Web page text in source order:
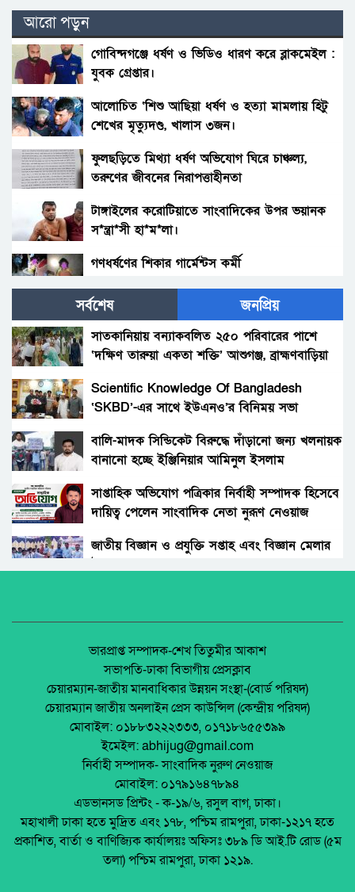
আরো পড়ুন
গোবিন্দগঞ্জে ধর্ষণ ও ভিডিও ধারণ করে ব্লাকমেইল :
যুবক গ্রেপ্তার।
আলোচিত ‘শিশু আছিয়া ধর্ষণ ও হত্যা মামলায় হিটু
শেখের মৃত্যুদণ্ড, খালাস ৩জন।
ফুলছড়িতে মিথ্যা ধর্ষণ অভিযোগ ঘিরে চাঞ্চল্য,
তরুণের জীবনের নিরাপত্তাহীনতা
টাঙ্গাইলের করোটিয়াতে সাংবাদিকের উপর ভয়ানক
স*ন্ত্রা*সী হা*ম*লা।
গণধর্ষণের শিকার গার্মেন্টস কর্মী
গাইবান্ধায় জামায়াতের মিছিলে বিএনপির হামলা;
আহত ৩০ জন
এলাকাবাসীর
অভিযোগ
বগুড়া সদরে ৭ বছরের শিশুকে ধর্ষণ চেষ্টাকারী
রেজাউল আটক।
টাঙ্গাইলে স্বামীকে আটকে রেখে স্ত্রীকে ধর্ষণ, আটক ৬
আটক
পূর্বধলায় গাগড়া ইউনিয়নে কিশোরীকে ধর্ষণ মামলার
যাবজ্জীবন সাজাপ্রাপ্ত আসামি গ্রেফতার।
ঘরে ঢুকে অসুস্থ বৃদ্ধাকে ধর্ষণে চট্টগ্রামে মানববন্ধন
শিক্ষকের বিরুদ্ধে ছাত্রীকে যৌন হয়রানির অভিযোগ
সর্বশেষ জনপ্রিয়
সাতকানিয়ায় বন্যাকবলিত ২৫০ পরিবারের পাশে
‘দক্ষিণ তারুয়া একতা শক্তি’ আশুগঞ্জ, ব্রাহ্মণবাড়িয়া
Scientific Knowledge Of Bangladesh
‘SKBD’-এর সাথে ইউএনও’র বিনিময় সভা
বালি-মাদক সিন্ডিকেট বিরুদ্ধে দাঁড়ানো জন্য খলনায়ক
বানানো হচ্ছে ইঞ্জিনিয়ার আমিনুল ইসলাম
সাপ্তাহিক অভিযোগ পত্রিকার নির্বাহী সম্পাদক হিসেবে
দায়িত্ব পেলেন সাংবাদিক নেতা নুরূণ নেওয়াজ
জাতীয় বিজ্ঞান ও প্রযুক্তি সপ্তাহ এবং বিজ্ঞান মেলার
জেলা আইন-শৃৃঙ্খলা কমিটির মাসিক সভা অনুষ্ঠিত।
পলাশবাড়ীতে এমইপি গ্রুপের মতবিনিময় সভা
অনুষ্ঠিত।
জুলাই সনদ বাস্তবায়ন নিয়ে প্রশ্ন: রংপুরে ১১ দলের
বিক্ষোভ
মালয়েশিয়ায় ইমিগ্রেশনের অভিযানে বাংলাদেশিসহ
২৪ অবৈধ অভিবাসী আটক
থাইল্যান্ডে রিসোর্ট থেকে ২১ বাংলাদেশি উদ্ধার
ভারপ্রাপ্ত সম্পাদক-শেখ তিতুমীর আকাশ
সভাপতি-ঢাকা বিভাগীয় প্রেসক্লাব
চেয়ারম্যান-জাতীয় মানবাধিকার উন্নয়ন সংস্থা-(বোর্ড পরিষদ)
চেয়ারম্যান জাতীয় অনলাইন প্রেস কাউন্সিল (কেন্দ্রীয় পরিষদ)
মোবাইল: ০১৮৮৩২২২৩৩৩, ০১৭১৮৬৫৫৩৯৯
ইমেইল: abhijug@gmail.com
নির্বাহী সম্পাদক- সাংবাদিক নুরুণ নেওয়াজ
মোবাইল: ০১৭৯১৬৪৭৮৯৪
এডভানসড প্রিন্টং - ক-১৯/৬, রসুল বাগ, ঢাকা।
মহাখালী ঢাকা হতে মুদ্রিত এবং ১৭৮, পশ্চিম রামপুরা, ঢাকা-১২১৭ হতে
প্রকাশিত, বার্তা ও বাণিজ্যিক কার্যালয়ঃ অফিসঃ ৩৮৯ ডি আই.টি রোড (৫ম
তলা) পশ্চিম রামপুরা, ঢাকা ১২১৯.